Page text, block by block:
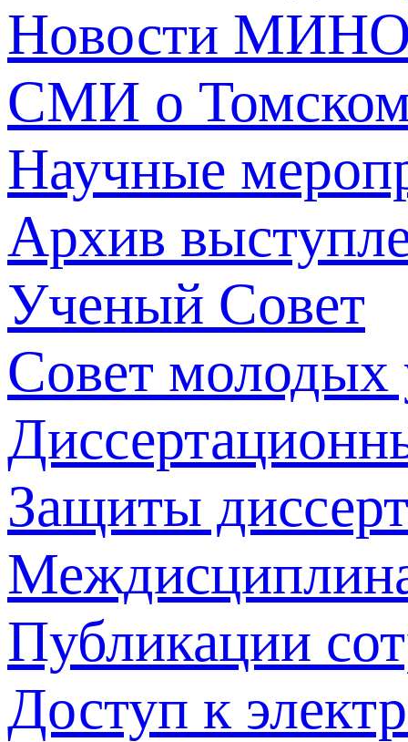
Новости
СМИ о
Научные
Архив
Ученый Совет
Совет молодых
Защиты
Публикации
Доступ к